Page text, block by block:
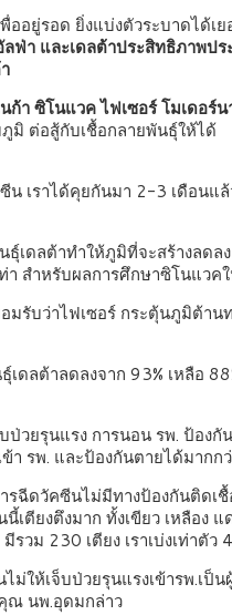
ออยู่รอด ยิ่งแบ่งตัวระบาดได้
ลฟ่า และเดลต้าประสิทธิภาพป
า ซิโนแวค ไฟเซอร์ โมเดอร์
มิ ต่อสู้กับเชื้อกลายพันธุ์ให้ได้
น เราได้คุยกันมา 2-3 เดือน
ดลต้าทำให้ภูมิที่จะสร้างลดล
า สำหรับผลการศึกษาซิโนแ
อมรับว่าไฟเซอร์ กระตุ้นภูมิต้
ดลต้าลดลงจาก 93% เหลือ
ป่วยรุนแรง การนอน รพ. ป้อ
ข้า รพ. และป้องกันตายได้มา
รฉีดวัคซีนไม่มีทางป้องกันติ
เตียงตึงมาก ทั้งเขียว เหลือ
วม 230 เตียง เราเบ่งเท่า
ม่ให้เจ็บป่วยรุนแรงเข้ารพ.
ติคุณ นพ.อุดมกล่าว